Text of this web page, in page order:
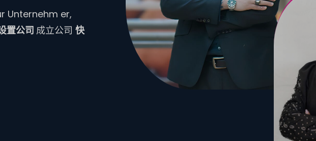
Unternehm er,
置公司 成立公司 快